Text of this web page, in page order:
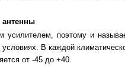
антенны
усилителем, поэтому и
В каждой
от -45 до +40.